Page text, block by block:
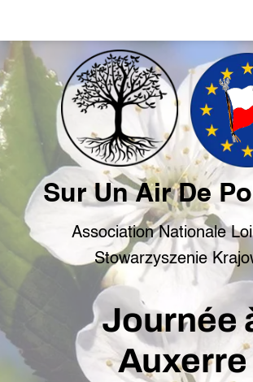
Sur Un Air De
Association Nationale
Stowarzyszenie
Journée
Auxerre